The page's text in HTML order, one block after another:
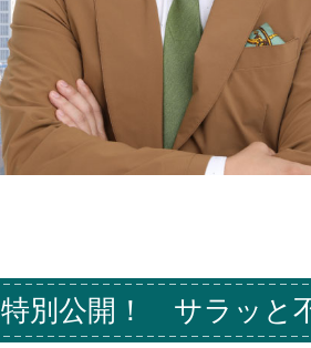
特別公開！ サラッと